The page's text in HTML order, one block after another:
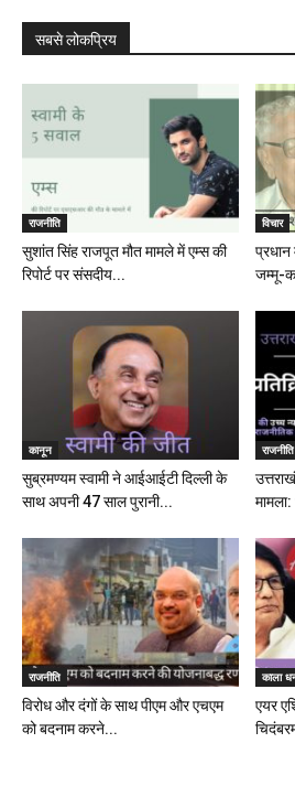
सबसे लोकप्रिय
राजनीति
सुशांत सिंह राजपूत मौत मामले में एम्स की
रिपोर्ट पर संसदीय...
विचार
जम्मू-
कानून
सुब्रमण्यम स्वामी ने आईआईटी दिल्ली के
साथ अपनी 47 साल पुरानी...
राजनीति
राजनीति
विरोध और दंगों के साथ पीएम और एचएम
को बदनाम करने...
काला
एयर